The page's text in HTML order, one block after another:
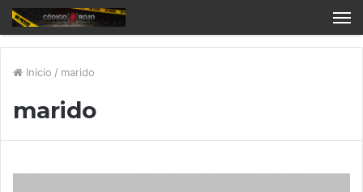
Inicio / marido
marido